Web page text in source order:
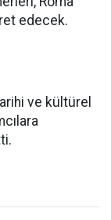
edecek.
ve kültürel